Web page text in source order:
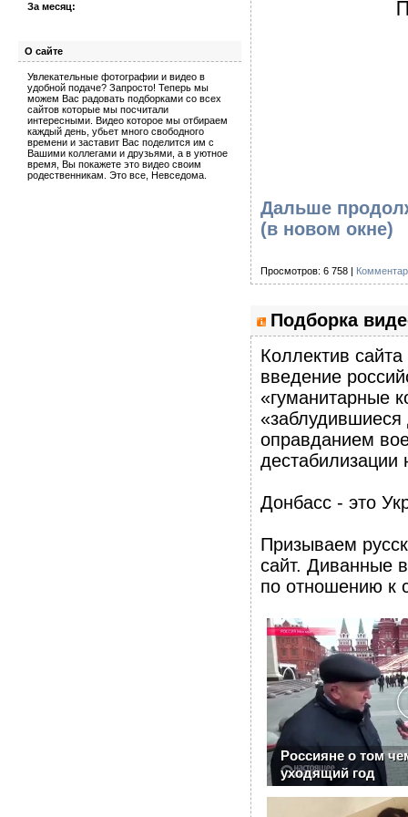
За месяц:
О сайте
Увлекательные фотографии и видео в
удобной подаче? Запросто! Теперь мы
можем Вас радовать подборками со всех
сайтов которые мы посчитали
интересными. Видео которое мы отбираем
каждый день, убьет много свободного
времени и заставит Вас поделится им с
Вашими коллегами и друзьями, а в уютное
время, Вы покажете это видео своим
родественникам. Это все, Невседома.
Дальше
(в новом окне)
Просмотров: 6 758 |
Подборка
Коллектив
введение
«гуманитарные
«заблудившиеся
оправданием
дестабилизации
Донбасс - это
Призываем
сайт. Диванные
по отношению к
Россияне о том
уходящий год